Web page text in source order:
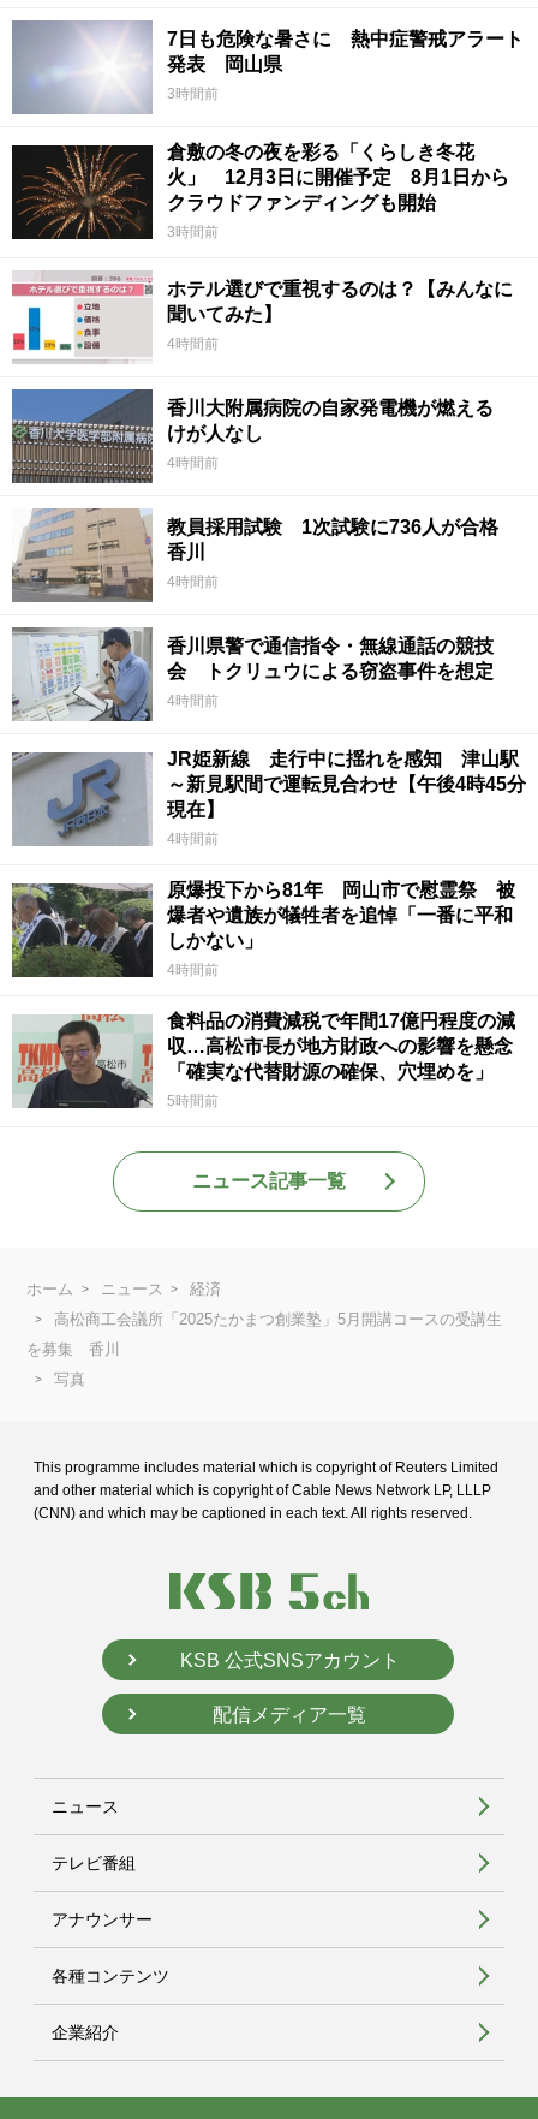
7日も危険な暑さに 熱中症警戒アラート
発表 岡山県
3時間前
倉敷の冬の夜を彩る「くらしき冬花
火」 12月3日に開催予定 8月1日から
クラウドファンディングも開始
3時間前
ホテル選びで重視するのは？【みんなに
聞いてみた】
4時間前
香川大附属病院の自家発電機が燃える
けが人なし
4時間前
教員採用試験 1次試験に736人が合格
香川
4時間前
香川県警で通信指令・無線通話の競技
会 トクリュウによる窃盗事件を想定
4時間前
JR姫新線 走行中に揺れを感知 津山駅
～新見駅間で運転見合わせ【午後4時45分
現在】
4時間前
原爆投下から81年 岡山市で慰霊祭 被
爆者や遺族が犠牲者を追悼「一番に平和
しかない」
4時間前
食料品の消費減税で年間17億円程度の減
収…高松市長が地方財政への影響を懸念
「確実な代替財源の確保、穴埋めを」
5時間前
ニュース記事一覧
ホーム ニュース
経済
高松商工会議所「2025たかまつ創業塾」5月開講コースの受講生
を募集 香川
写真
This programme includes material which is copyright of Reuters Limited
and other material which is copyright of Cable News Network LP, LLLP
(CNN) and which may be captioned in each text. All rights reserved.
KSB 公式SNSアカウント
配信メディア一覧
ニュース
テレビ番組
アナウンサー
各種コンテンツ
企業紹介